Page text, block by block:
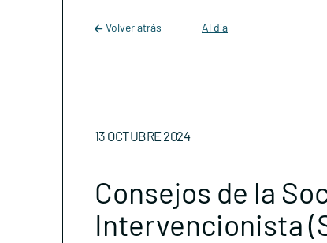
Main Navigation
Volver atrás Al día
13 OCTUBRE 2024
Consejos de la
Intervencionista